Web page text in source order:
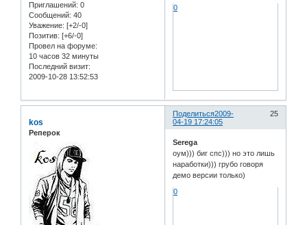
Приглашений: 0
Сообщений: 40
Уважение: [+2/-0]
Позитив: [+6/-0]
Провел на форуме:
10 часов 32 минуты
Последний визит:
2009-10-28 13:52:53
0
Поделиться 25
2009-
04-19 17:24:05
kos
Реперок
Serega
оум))) биг спс))) но это лишь
наработки))) грубо говоря
демо версии только)
0